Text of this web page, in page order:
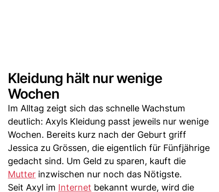
Kleidung hält nur wenige
Wochen
Im Alltag zeigt sich das schnelle Wachstum
deutlich: Axyls Kleidung passt jeweils nur wenige
Wochen. Bereits kurz nach der Geburt griff
Jessica zu Grössen, die eigentlich für Fünfjährige
gedacht sind. Um Geld zu sparen, kauft die
Mutter inzwischen nur noch das Nötigste.
Seit Axyl im Internet bekannt wurde, wird die